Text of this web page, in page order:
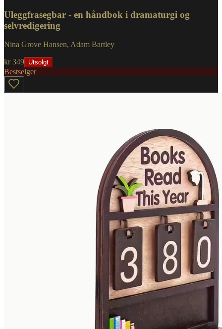
Uleggfrasegbar - en håndbok i dramaturgi og
selvredigering
Nina Grove Hansen, Adam Bartley
kr 349 Utsolgt
Bestselger